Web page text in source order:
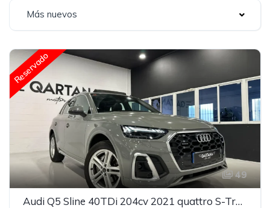
Más nuevos
Reservado
49
Audi Q5 Sline 40TDi 204cv 2021 quattro S-Tronic